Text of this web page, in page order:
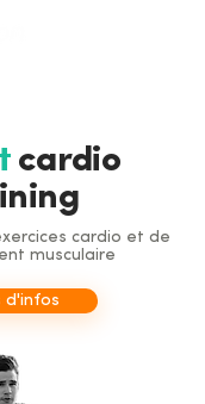
cardio
cardio et de
musculaire
d'infos